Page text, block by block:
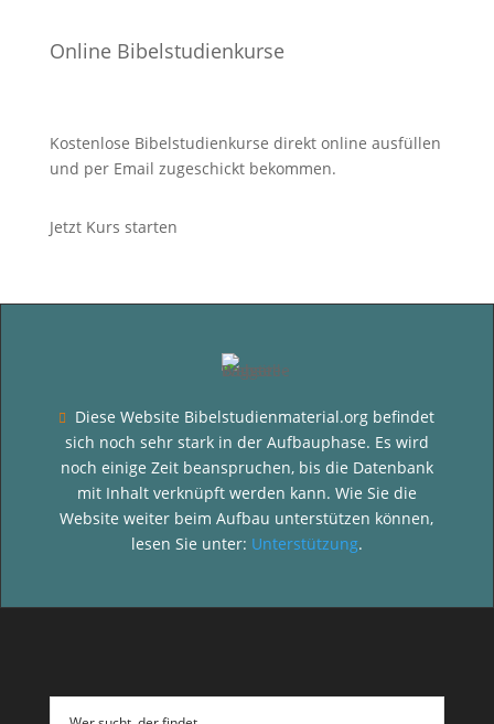
Online Bibelstudienkurse
Kostenlose Bibelstudienkurse direkt online ausfüllen
und per Email zugeschickt bekommen.
Jetzt Kurs starten

Diese Website Bibelstudienmaterial.org befindet
sich noch sehr stark in der Aufbauphase. Es wird
noch einige Zeit beanspruchen, bis die Datenbank
mit Inhalt verknüpft werden kann. Wie Sie die
Website weiter beim Aufbau unterstützen können,
lesen Sie unter: Unterstützung.